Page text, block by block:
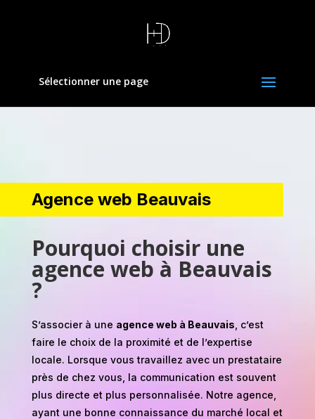
Sélectionner une page
Agence web Beauvais
Pourquoi choisir une
agence web à Beauvais
?
S’associer à une agence web à Beauvais , c’est
faire le choix de la proximité et de l’expertise
locale. Lorsque vous travaillez avec un prestataire
près de chez vous, la communication est souvent
plus directe et plus personnalisée. Notre agence,
ayant une bonne connaissance du marché local et